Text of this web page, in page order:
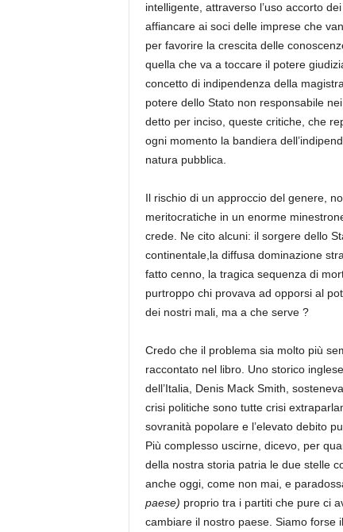
intelligente, attraverso l’uso accorto dei
affiancare ai soci delle imprese che
per favorire la crescita delle
quella che va a toccare il potere
concetto di indipendenza della
potere dello Stato non responsabile
detto per inciso, queste critiche, che
ogni momento la bandiera
natura pubblica.
Il rischio di un approccio del genere,
meritocratiche in un enorme
crede. Ne cito alcuni: il sorgere dello
continentale,la diffusa dominazione
fatto cenno, la tragica sequenza di
purtroppo chi provava ad opporsi al
dei nostri mali, ma a che serve ?
Credo che il problema sia molto più
raccontato nel libro. Uno storico
dell’Italia, Denis Mack Smith,
crisi politiche sono tutte crisi
sovranità popolare e l’elevato debito
Più complesso uscirne, dicevo, per
della nostra storia patria le due stelle
anche oggi, come non mai, e
paese) proprio tra i partiti che pure ci
cambiare il nostro paese. Siamo forse